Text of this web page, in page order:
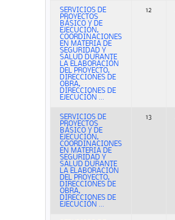
SERVICIOS DE
PROYECTOS
BÁSICO Y DE
EJECUCIÓN,
COORDINACIONES
EN MATERIA DE
SEGURIDAD Y
SALUD DURANTE
LA ELABORACIÓN
DEL PROYECTO,
DIRECCIONES DE
OBRA,
DIRECCIONES DE
EJECUCIÓN ...
12
SERVICIOS DE
PROYECTOS
BÁSICO Y DE
EJECUCIÓN,
COORDINACIONES
EN MATERIA DE
SEGURIDAD Y
SALUD DURANTE
LA ELABORACIÓN
DEL PROYECTO,
DIRECCIONES DE
OBRA,
DIRECCIONES DE
EJECUCIÓN ...
13